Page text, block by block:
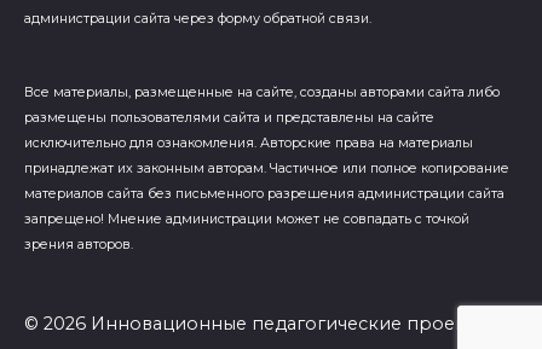
администрации сайта через форму обратной связи.
Все материалы, размещенные на сайте, созданы авторами сайта либо
размещены пользователями сайта и представлены на сайте
исключительно для ознакомления. Авторские права на материалы
принадлежат их законным авторам. Частичное или полное копирование
материалов сайта без письменного разрешения администрации сайта
запрещено! Мнение администрации может не совпадать с точкой
зрения авторов.
© 2026 Инновационные педагогические проекты